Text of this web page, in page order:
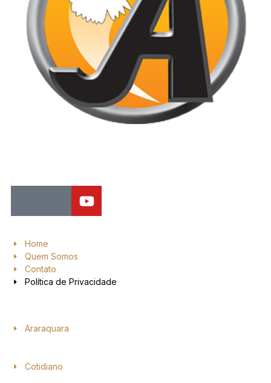
Home
Quem Somos
Contato
Política de Privacidade
Araraquara
Cotidiano